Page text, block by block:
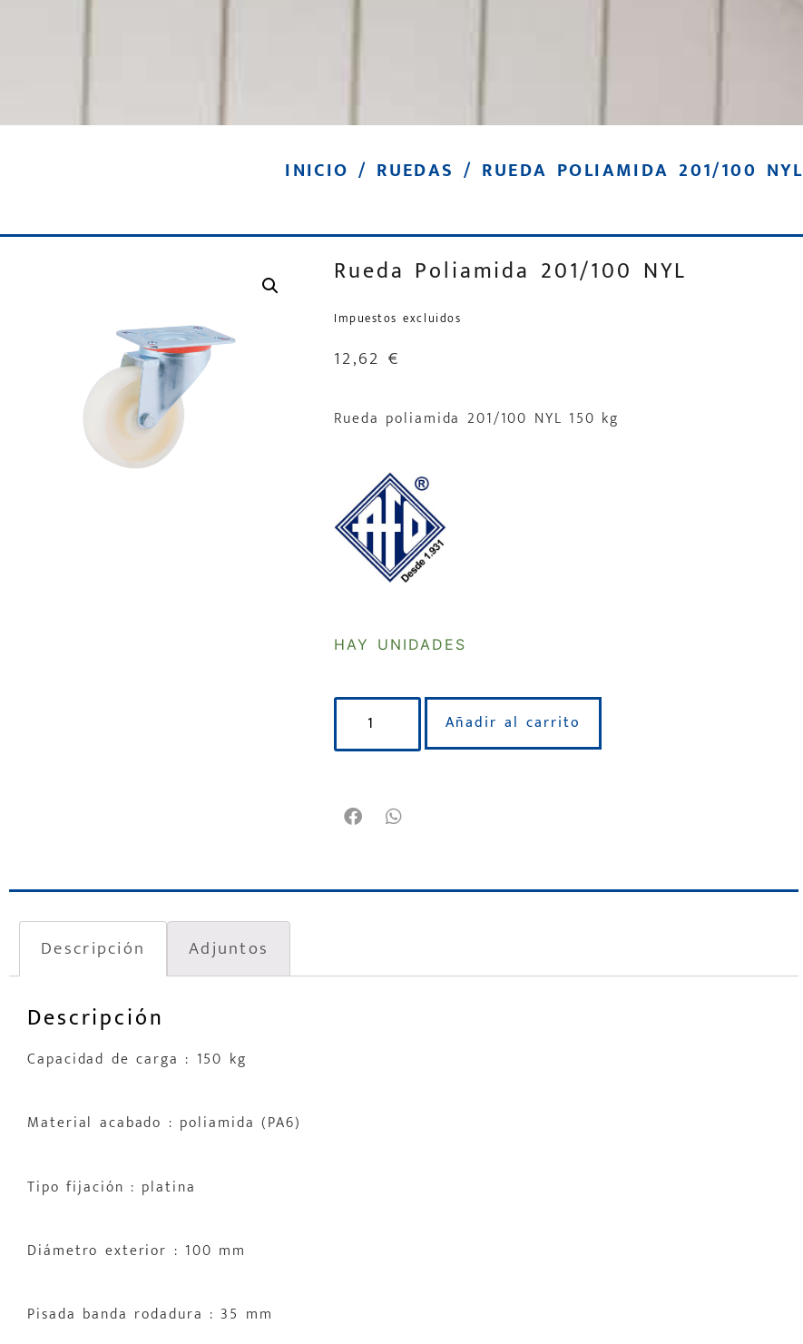
INICIO / RUEDAS / RUEDA POLIAMIDA 201/100 NYL
Rueda Poliamida 201/100 NYL
Impuestos excluidos
12,62 €
Rueda poliamida 201/100 NYL 150 kg
HAY UNIDADES
Añadir al carrito
Descripción Adjuntos
Descripción
Capacidad de carga : 150 kg
Material acabado : poliamida (PA6)
Tipo fijación : platina
Diámetro exterior : 100 mm
Pisada banda rodadura : 35 mm